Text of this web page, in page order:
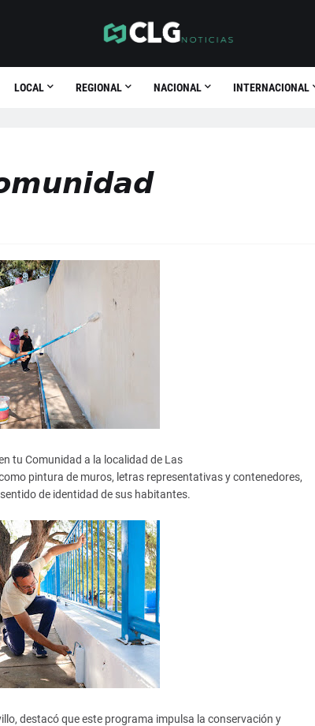
LOCAL REGIONAL NACIONAL INTERNACIONAL
tu Comunidad a la localidad de Las
pintura de muros, letras representativas y contenedores,
de identidad de sus habitantes.
destacó que este programa impulsa la conservación y